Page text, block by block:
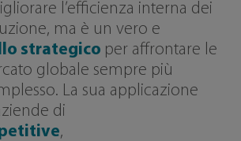
l’efficienza interna dei
ma è un vero e
strategico per affrontare le
globale sempre più
La sua applicazione
di
,